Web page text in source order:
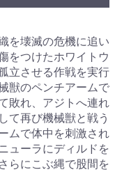
を壊滅の危機に追い
をつけたホワイトウ
立させる作戦を実行
獣のペンチアームで
敗れ、アジトへ連れ
て再び機械獣と戦う
ムで体中を刺激され
ューラにディルドを
らにこぶ縄で股間を